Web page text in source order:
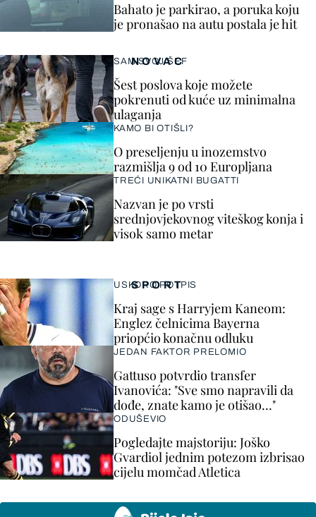
Bahato je parkirao, a poruka koju
je pronašao na autu postala je hit
SPORT
USKORO POTPIS
Kraj sage s Harryjem Kaneom:
Englez čelnicima Bayerna
priopćio konačnu odluku
JEDAN FAKTOR PRELOMIO
Gattuso potvrdio transfer
Ivanovića: "Sve smo napravili da
dođe, znate kamo je otišao..."
ODUŠEVIO
Pogledajte majstoriju: Joško
Gvardiol jednim potezom izbrisao
cijelu momčad Atletica
NOVAC
SAM SVOJ ŠEF
Šest poslova koje možete
pokrenuti od kuće uz minimalna
ulaganja
KAMO BI OTIŠLI?
O preseljenju u inozemstvo
razmišlja 9 od 10 Europljana
TREĆI UNIKATNI BUGATTI
Nazvan je po vrsti
srednjovjekovnog viteškog konja i
visok samo metar